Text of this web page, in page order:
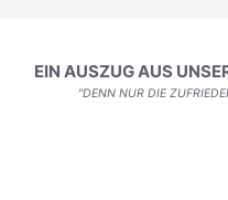
EIN AUSZUG AUS
"DENN NUR DIE